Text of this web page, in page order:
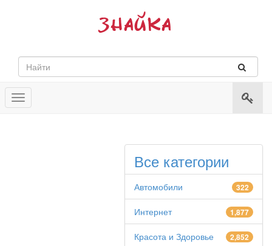
Toggle
navigation
Все категории
Автомобили 322
Интернет 1,877
Красота и Здоровье 2,852